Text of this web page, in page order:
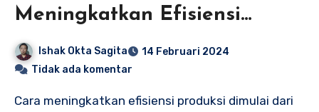
Meningkatkan Efisiensi
Produksi Bagi Industri
Ishak Okta Sagita
14 Februari 2024
Tidak ada komentar
Cara meningkatkan efisiensi produksi dimulai dari